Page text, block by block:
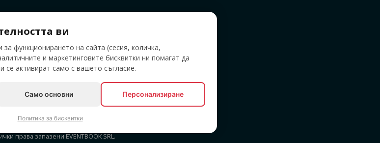
права запазени EVENTBOOK SRL.
ви
функционирането на сайта (сесия, количка,
и маркетинговите бисквитки ни помагат да
активират само с вашето съгласие.
Само основни Персонализиране
Политика за бисквитки